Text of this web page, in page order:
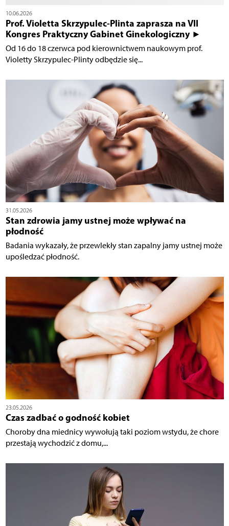
10.06.2026
Prof. Violetta Skrzypulec-Plinta zaprasza na VII
Kongres Praktyczny Gabinet Ginekologiczny ►
Od 16 do 18 czerwca pod kierownictwem naukowym prof.
Violetty Skrzypulec-Plinty odbędzie się...
31.05.2026
Stan zdrowia jamy ustnej może wpływać na
płodność
Badania wykazały, że przewlekły stan zapalny jamy ustnej może
upośledzać płodność.
23.05.2026
Czas zadbać o godność kobiet
Choroby dna miednicy wywołują taki poziom wstydu, że chore
przestają wychodzić z domu,...